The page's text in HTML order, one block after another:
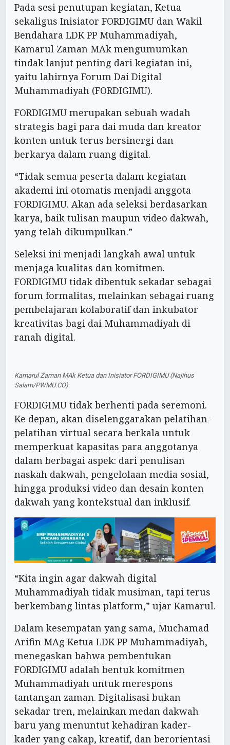
Pada sesi penutupan kegiatan, Ketua
sekaligus Inisiator FORDIGIMU dan Wakil
Bendahara LDK PP Muhammadiyah,
Kamarul Zaman MAk mengumumkan
tindak lanjut penting dari kegiatan ini,
yaitu lahirnya Forum Dai Digital
Muhammadiyah (FORDIGIMU).
FORDIGIMU merupakan sebuah wadah
strategis bagi para dai muda dan kreator
konten untuk terus bersinergi dan
berkarya dalam ruang digital.
“Tidak semua peserta dalam kegiatan
akademi ini otomatis menjadi anggota
FORDIGIMU. Akan ada seleksi berdasarkan
karya, baik tulisan maupun video dakwah,
yang telah dikumpulkan.”
Seleksi ini menjadi langkah awal untuk
menjaga kualitas dan komitmen.
FORDIGIMU tidak dibentuk sekadar sebagai
forum formalitas, melainkan sebagai ruang
pembelajaran kolaboratif dan inkubator
kreativitas bagi dai Muhammadiyah di
ranah digital.
Kamarul Zaman MAk Ketua dan Inisiator FORDIGIMU (Najihus
Salam/PWMU.CO)
FORDIGIMU tidak berhenti pada seremoni.
Ke depan, akan diselenggarakan pelatihan-
pelatihan virtual secara berkala untuk
memperkuat kapasitas para anggotanya
dalam berbagai aspek: dari penulisan
naskah dakwah, pengelolaan media sosial,
hingga produksi video dan desain konten
dakwah yang kontekstual dan inklusif.
“Kita ingin agar dakwah digital
Muhammadiyah tidak musiman, tapi terus
berkembang lintas platform,” ujar Kamarul.
Dalam kesempatan yang sama, Muchamad
Arifin MAg Ketua LDK PP Muhammadiyah,
menegaskan bahwa pembentukan
FORDIGIMU adalah bentuk komitmen
Muhammadiyah untuk merespons
tantangan zaman. Digitalisasi bukan
sekadar tren, melainkan medan dakwah
baru yang menuntut kehadiran kader-
kader yang cakap, kreatif, dan berorientasi